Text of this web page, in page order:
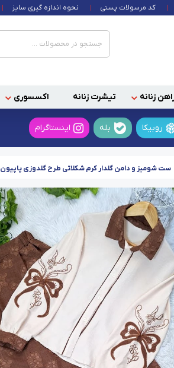
کد مرسولات پستی نحوه اندازه گیری سایز
زنانه تیشرت زنانه اکسسوری
روبیکا بله اینستاگرام
ست شومیز و دامن گلدار کرم شکلاتی طرح گلدوزی پاپیون